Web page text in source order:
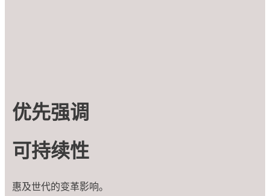
优先强调
可持续性
惠及世代的变革影响。